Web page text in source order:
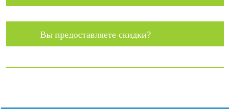
Вы предоставляете скидки?